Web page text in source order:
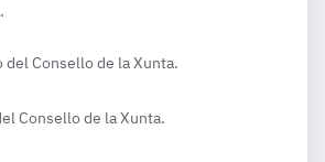
del Consello de la Xunta.
Consello de la Xunta.